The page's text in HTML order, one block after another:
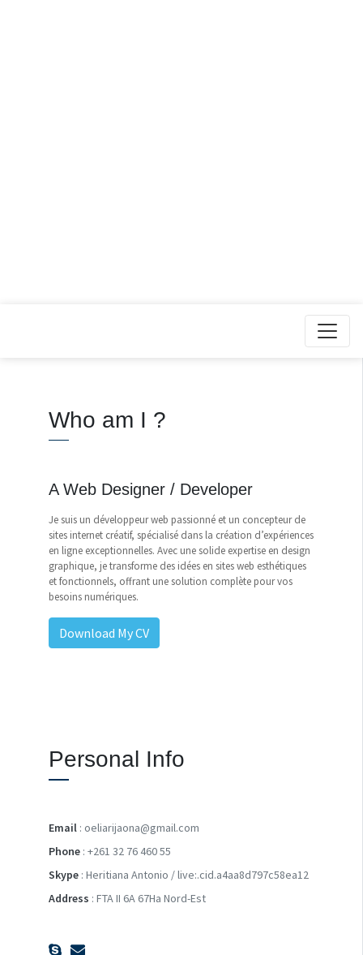
Who am I ?
A Web Designer / Developer
Je suis un développeur web passionné et un concepteur de
sites internet créatif, spécialisé dans la création d’expériences
en ligne exceptionnelles. Avec une solide expertise en design
graphique, je transforme des idées en sites web esthétiques
et fonctionnels, offrant une solution complète pour vos
besoins numériques.
Download My CV
Personal Info
Email : oeliarijaona@gmail.com
Phone : +261 32 76 460 55
Skype : Heritiana Antonio / live:.cid.a4aa8d797c58ea12
Address : FTA II 6A 67Ha Nord-Est